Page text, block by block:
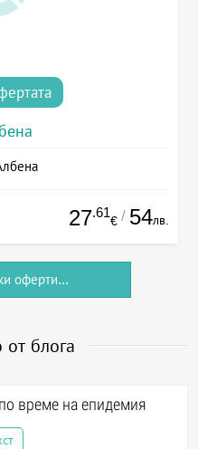
27.61
€ / 54лв.
оферти...
от блога
време на епидемия